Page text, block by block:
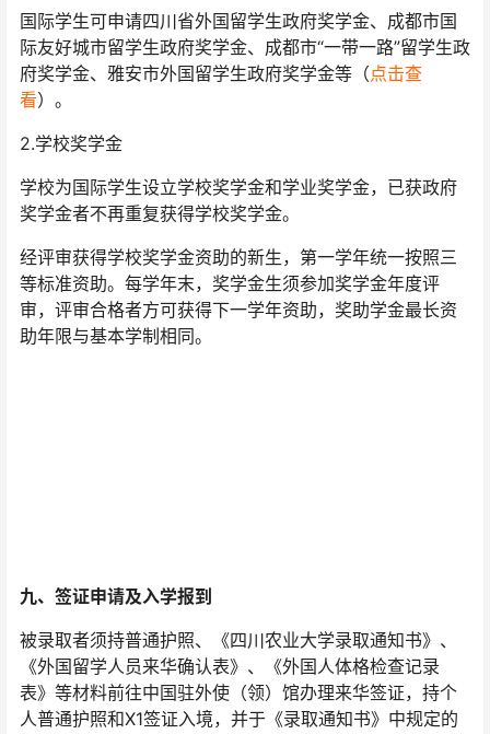
国际学生可申请四川省外国留学生政府奖学金、成都市国
际友好城市留学生政府奖学金、成都市“一带一路”留学生政
府奖学金、雅安市外国留学生政府奖学金等（点击查
看）。
2.学校奖学金
学校为国际学生设立学校奖学金和学业奖学金，已获政府
奖学金者不再重复获得学校奖学金。
经评审获得学校奖学金资助的新生，第一学年统一按照三
等标准资助。每学年末，奖学金生须参加奖学金年度评
审，评审合格者方可获得下一学年资助，奖助学金最长资
助年限与基本学制相同。
九、签证申请及入学报到
被录取者须持普通护照、《四川农业大学录取通知书》、
《外国留学人员来华确认表》、《外国人体格检查记录
表》等材料前往中国驻外使（领）馆办理来华签证，持个
人普通护照和X1签证入境，并于《录取通知书》中规定的